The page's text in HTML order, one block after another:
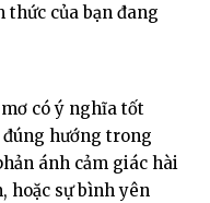
thức của bạn đang
có ý nghĩa tốt
hướng trong
ánh cảm giác hài
hoặc sự bình yên